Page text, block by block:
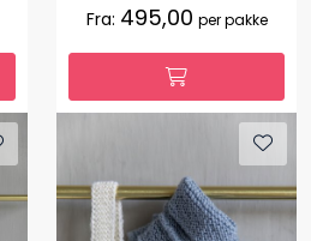
Fra: 495,00 per pakke